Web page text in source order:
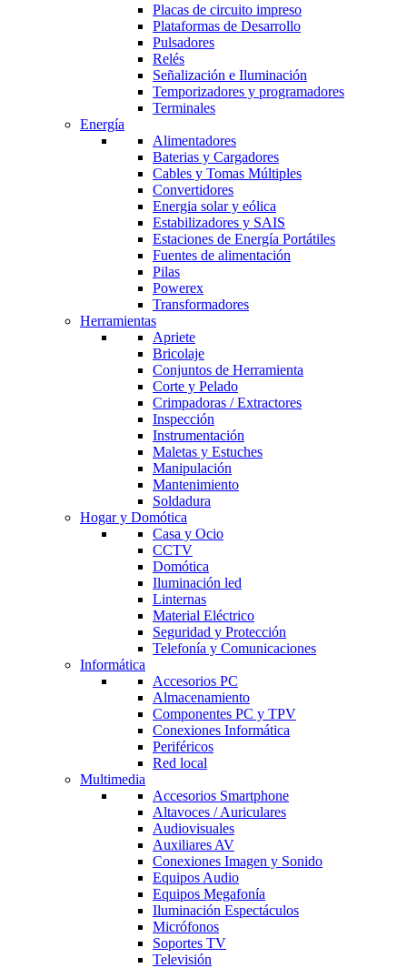
Placas de circuito impreso
Plataformas de Desarrollo
Pulsadores
Relés
Señalización e Iluminación
Temporizadores y programadores
Terminales
Energía
Alimentadores
Baterias y Cargadores
Cables y Tomas Múltiples
Convertidores
Energia solar y eólica
Estabilizadores y SAIS
Estaciones de Energía Portátiles
Fuentes de alimentación
Pilas
Powerex
Transformadores
Herramientas
Apriete
Bricolaje
Conjuntos de Herramienta
Corte y Pelado
Crimpadoras / Extractores
Inspección
Instrumentación
Maletas y Estuches
Manipulación
Mantenimiento
Soldadura
Hogar y Domótica
Casa y Ocio
CCTV
Domótica
Iluminación led
Linternas
Material Eléctrico
Seguridad y Protección
Telefonía y Comunicaciones
Informática
Accesorios PC
Almacenamiento
Componentes PC y TPV
Conexiones Informática
Periféricos
Red local
Multimedia
Accesorios Smartphone
Altavoces / Auriculares
Audiovisuales
Auxiliares AV
Conexiones Imagen y Sonido
Equipos Audio
Equipos Megafonía
Iluminación Espectáculos
Micrófonos
Soportes TV
Televisión